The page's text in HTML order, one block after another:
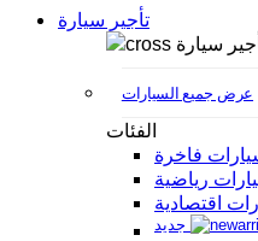
تأجير سيارة
سيارة
عرض جميع السيارات
الفئات
فاخرة
رياضية
اقتصادية
جديد